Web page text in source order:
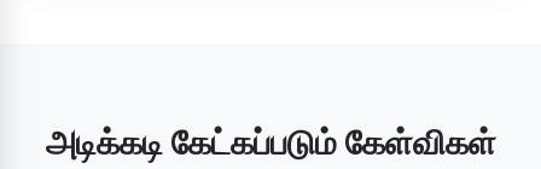
அடிக்கடி கேட்கப்படும் கேள்விகள்